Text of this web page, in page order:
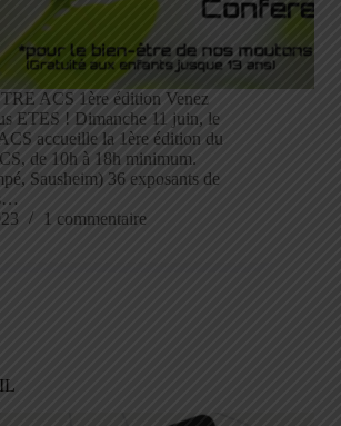
ACS 1ère édition Venez
ETES ! Dimanche 11 juin, le
accueille la 1ère édition du
de 10h à 18h minimum.
Sausheim) 36 exposants de
1 commentaire